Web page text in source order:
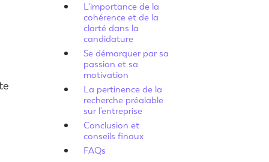
L'importance de la
cohérence et de la
clarté dans la
candidature
Se démarquer par sa
passion et sa
motivation
La pertinence de la
recherche préalable
sur l'entreprise
Conclusion et
conseils finaux
FAQs